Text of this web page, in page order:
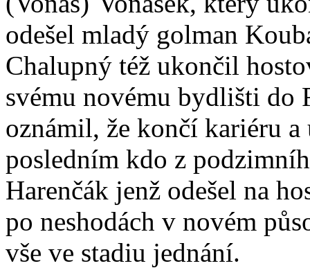
odešel mladý golman
Chalupný též ukončil
svému novému bydlišti do
oznámil, že končí kariéru
posledním kdo z
Harenčák jenž odešel na
po neshodách v novém
vše ve stadiu jednání.